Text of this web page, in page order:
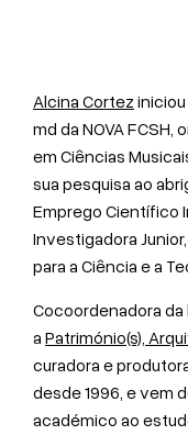
Alcina Cortez
md da NOVA
em Ciências
sua pesquisa ao
Emprego Científico
Investigadora
para a Ciência e a
Cocoordenadora
a Património(s),
curadora e
desde 1996, e vem
académico ao